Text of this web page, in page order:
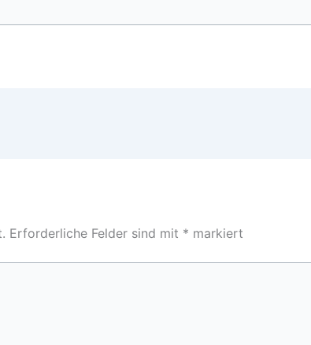
Erforderliche Felder sind mit * markiert